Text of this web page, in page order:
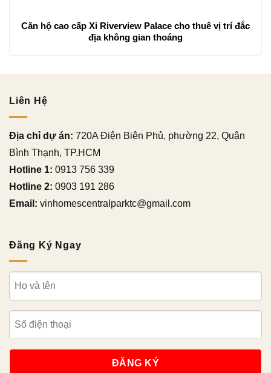
Căn hộ cao cấp Xi Riverview Palace cho thuê vị trí đắc
địa không gian thoáng
Liên Hệ
Địa chỉ dự án: 720A Điện Biên Phủ, phường 22, Quận
Bình Thạnh, TP.HCM
Hotline 1: 0913 756 339
Hotline 2: 0903 191 286
Email: vinhomescentralparktc@gmail.com
Đăng Ký Ngay